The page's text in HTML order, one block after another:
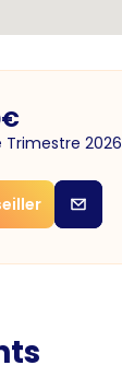
€
Trimestre 2026